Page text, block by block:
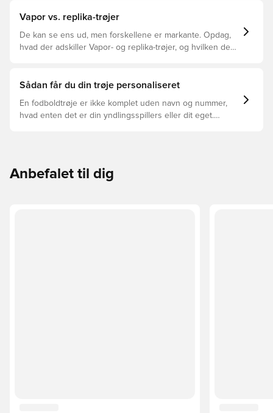
Vapor vs. replika-trøjer
De kan se ens ud, men forskellene er markante. Opdag,
hvad der adskiller Vapor- og replika-trøjer, og hvilken der
Sådan får du din trøje personaliseret
En fodboldtrøje er ikke komplet uden navn og nummer,
hvad enten det er din yndlingsspillers eller dit eget.
Anbefalet til dig